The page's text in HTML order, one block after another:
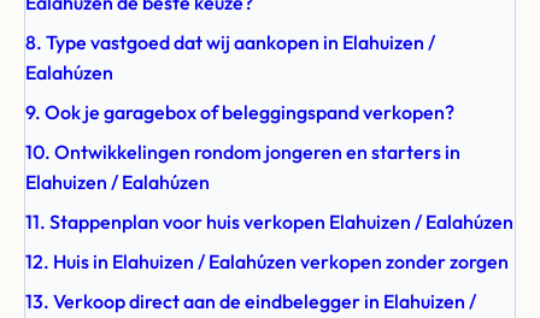
8. Type vastgoed dat wij aankopen in Elahuizen /
Ealahúzen
9. Ook je garagebox of beleggingspand verkopen?
10. Ontwikkelingen rondom jongeren en starters in
Elahuizen / Ealahúzen
11. Stappenplan voor huis verkopen Elahuizen / Ealahúzen
12. Huis in Elahuizen / Ealahúzen verkopen zonder zorgen
13. Verkoop direct aan de eindbelegger in Elahuizen /